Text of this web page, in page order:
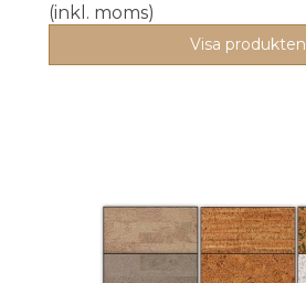
(inkl. moms)
Visa produkten